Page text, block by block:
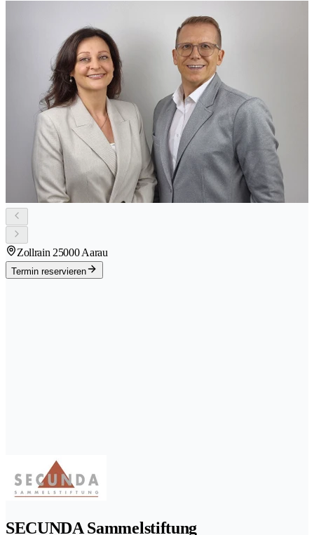
Zollrain 25000 Aarau
Termin reservieren
SECUNDA Sammelstiftung